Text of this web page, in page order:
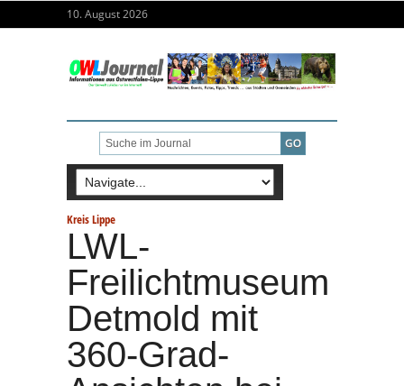
10. August 2026
Kreis Lippe
LWL-
Freilichtmuseum
Detmold mit
360-Grad-